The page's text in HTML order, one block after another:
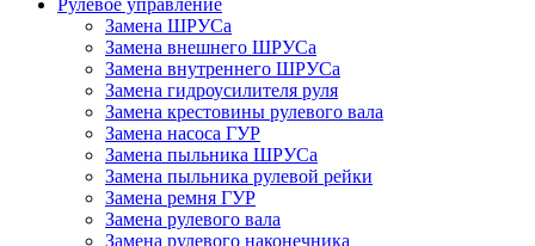
Замена ШРУСа
Замена внешнего ШРУСа
Замена внутреннего ШРУСа
Замена гидроусилителя руля
Замена крестовины рулевого вала
Замена насоса ГУР
Замена пыльника ШРУСа
Замена пыльника рулевой рейки
Замена ремня ГУР
Замена рулевого вала
Замена рулевого наконечника